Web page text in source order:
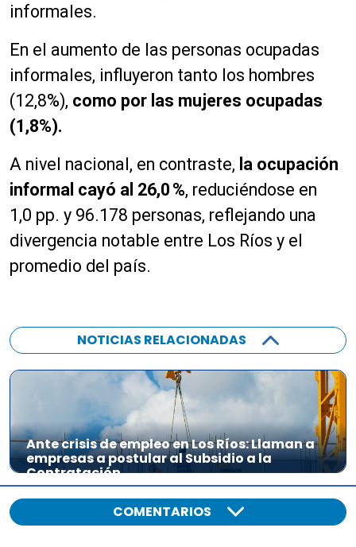
informales.
En el aumento de las personas ocupadas
informales, influyeron tanto los hombres
(12,8%), como por las mujeres ocupadas
(1,8%).
A nivel nacional, en contraste, la ocupación
informal cayó al 26,0 %, reduciéndose en
1,0 pp. y 96.178 personas, reflejando una
divergencia notable entre Los Ríos y el
promedio del país.
NOTICIAS RELACIONADAS
Ante crisis de empleo en Los Ríos: Llaman a
empresas a postular al Subsidio a la
Contratación
COMENTARIOS